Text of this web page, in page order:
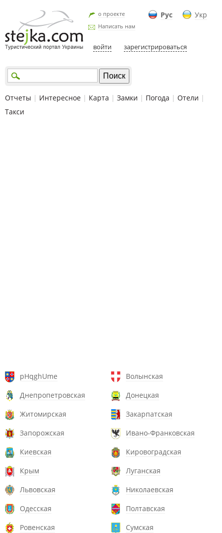
Рус Укр
о проекте
Написать нам
войти зарегистрироваться
Отчеты | Интересное | Карта | Замки | Погода | Отели |
Такси
pHqghUme
Волынская
Днепропетровская
Донецкая
Житомирская
Закарпатская
Запорожская
Ивано-Франковская
Киевская
Кировоградская
Крым
Луганская
Львовская
Николаевская
Одесская
Полтавская
Ровенская
Сумская